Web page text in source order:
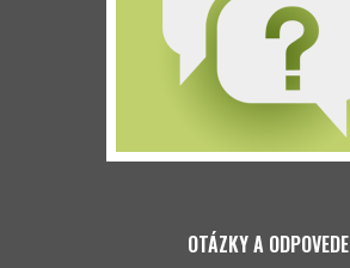
OTÁZKY A ODPOVEDE